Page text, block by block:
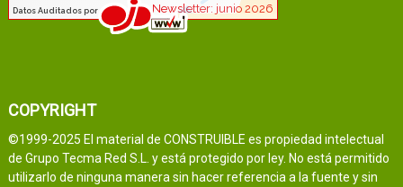
COPYRIGHT
©1999-2025 El material de CONSTRUIBLE es propiedad intelectual
de Grupo Tecma Red S.L. y está protegido por ley. No está permitido
utilizarlo de ninguna manera sin hacer referencia a la fuente y sin